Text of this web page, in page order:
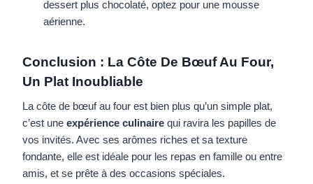
dessert plus chocolaté, optez pour une mousse
aérienne.
Conclusion : La Côte De Bœuf Au Four,
Un Plat Inoubliable
La côte de bœuf au four est bien plus qu’un simple plat,
c’est une expérience culinaire qui ravira les papilles de
vos invités. Avec ses arômes riches et sa texture
fondante, elle est idéale pour les repas en famille ou entre
amis, et se prête à des occasions spéciales.